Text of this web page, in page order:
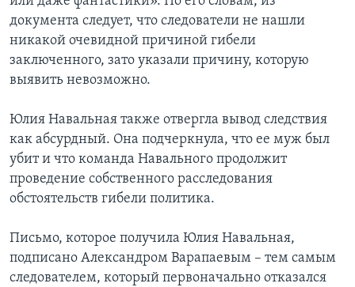
документа следует, что следователи не нашли
никакой очевидной причиной гибели
заключенного, зато указали причину, которую
выявить невозможно.
Юлия Навальная также отвергла вывод следствия
как абсурдный. Она подчеркнула, что ее муж был
убит и что команда Навального продолжит
проведение собственного расследования
обстоятельств гибели политика.
Письмо, которое получила Юлия Навальная,
подписано Александром Варапаевым – тем самым
следователем, который первоначально отказался